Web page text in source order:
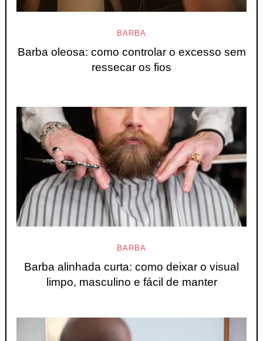
BARBA
Barba oleosa: como controlar o excesso sem
ressecar os fios
BARBA
Barba alinhada curta: como deixar o visual
limpo, masculino e fácil de manter